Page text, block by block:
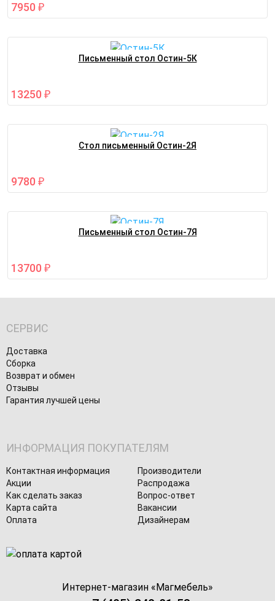
7950 ₽
Письменный стол Остин-5К
13250 ₽
Стол письменный Остин-2Я
9780 ₽
Письменный стол Остин-7Я
13700 ₽
СЕРВИС
Доставка
Сборка
Возврат и обмен
Отзывы
Гарантия лучшей цены
ИНФОРМАЦИЯ ПОКУПАТЕЛЯМ
Контактная информация
Производители
Акции
Распродажа
Как сделать заказ
Вопрос-ответ
Карта сайта
Вакансии
Оплата
Дизайнерам
Интернет-магазин «Магмебель»